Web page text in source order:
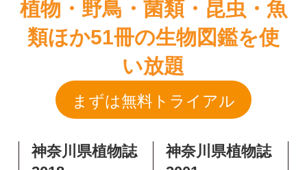
神奈川県植物誌
2018
物誌調査会
出版年：2018
神奈川県植物誌
2001
出版社：神奈川県立
生命の星・地球博物
館
出版年：2001